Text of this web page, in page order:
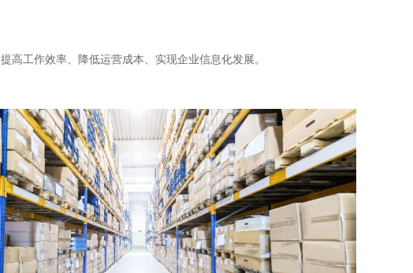
高工作效率、降低运营成本、实现企业信息化发展。